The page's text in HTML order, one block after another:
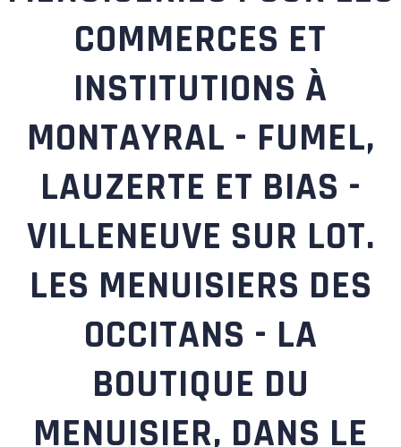
COMMERCES ET
INSTITUTIONS À
MONTAYRAL - FUMEL,
LAUZERTE ET BIAS -
VILLENEUVE SUR LOT.
LES MENUISIERS DES
OCCITANS - LA
BOUTIQUE DU
MENUISIER, DANS LE